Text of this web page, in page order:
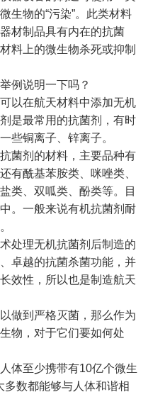
生物的“污染”。此类材料
材制品具有内在的抗菌
料上的微生物杀死或抑制
说明一下吗？
在航天材料中添加无机
是最常用的抗菌剂，有时
些铜离子、锌离子。
剂的材料，主要品种有
有酰基苯胺类、咪唑类、
类、双呱类、酚类等。目
。一般来说有机抗菌剂耐
理无机抗菌剂后制造的
卓越的抗菌杀菌功能，并
效性，所以也是制造航天
到严格灭菌，那么作为
物，对于它们要如何处
至少携带有10亿个微生
数都能够与人体和谐相